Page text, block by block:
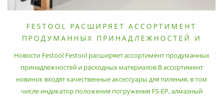
FESTOOL РАСШИРЯЕТ АССОРТИМЕНТ
ПРОДУМАННЫХ ПРИНАДЛЕЖНОСТЕЙ И
Новости Festool Festool расширяет ассортимент продуманных
принадлежностей и расходных материалов В ассортимент
новинок входят качественные аксессуары для пиления, в том
числе индикатор положения погружения FS-EP, алмазный